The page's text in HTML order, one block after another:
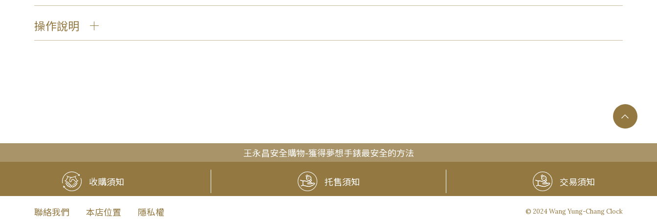
操作說明
王永昌安全購物-獲得夢想手錶最安全的方法
收購須知 托售須知 交易須知
聯絡我們 本店位置 隱私權 © 2024 Wang Yung-Chang Clock